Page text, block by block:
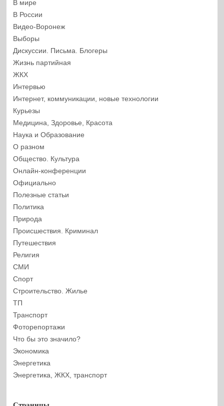
В мире
В России
Видео-Воронеж
Выборы
Дискуссии. Письма. Блогеры
Жизнь партийная
ЖКХ
Интервью
Интернет, коммуникации, новые технологии
Курьезы
Медицина, Здоровье, Красота
Наука и Образование
О разном
Общество. Культура
Онлайн-конференции
Официально
Полезные статьи
Политика
Природа
Происшествия. Криминал
Путешествия
Религия
СМИ
Спорт
Строительство. Жилье
ТП
Транспорт
Фоторепортажи
Что бы это значило?
Экономика
Энергетика
Энергетика, ЖКХ, транспорт